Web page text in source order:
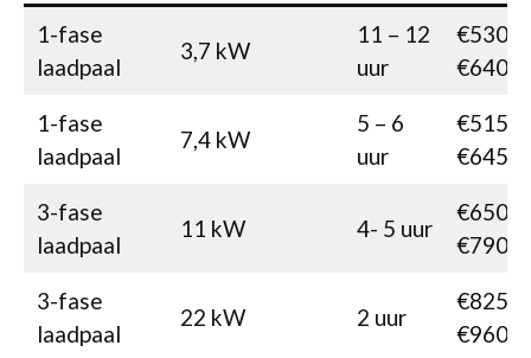
1-fase
laadpaal
3,7 kW
11 – 12
uur
€530-
€640
1-fase
laadpaal
7,4 kW
5 – 6
uur
€515-
€645
3-fase
laadpaal
11 kW 4- 5 uur
€650-
€790
3-fase
laadpaal
22 kW 2 uur
€825-
€960